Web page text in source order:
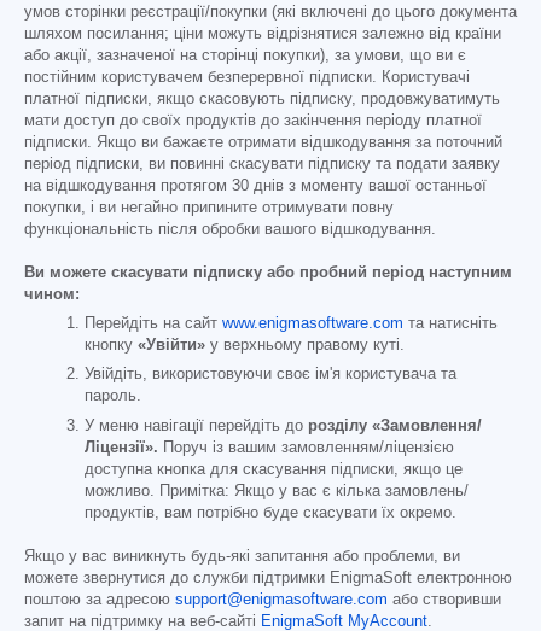
умов сторінки реєстрації/покупки (які включені до цього документа
шляхом посилання; ціни можуть відрізнятися залежно від країни
або акції, зазначеної на сторінці покупки), за умови, що ви є
постійним користувачем безперервної підписки. Користувачі
платної підписки, якщо скасовують підписку, продовжуватимуть
мати доступ до своїх продуктів до закінчення періоду платної
підписки. Якщо ви бажаєте отримати відшкодування за поточний
період підписки, ви повинні скасувати підписку та подати заявку
на відшкодування протягом 30 днів з моменту вашої останньої
покупки, і ви негайно припините отримувати повну
функціональність після обробки вашого відшкодування.
Ви можете скасувати підписку або пробний період наступним
чином:
Перейдіть на сайт www.enigmasoftware.com та натисніть
кнопку «Увійти» у верхньому правому куті.
Увійдіть, використовуючи своє ім'я користувача та
пароль.
У меню навігації перейдіть до розділу «Замовлення/
Ліцензії». Поруч із вашим замовленням/ліцензією
доступна кнопка для скасування підписки, якщо це
можливо. Примітка: Якщо у вас є кілька замовлень/
продуктів, вам потрібно буде скасувати їх окремо.
Якщо у вас виникнуть будь-які запитання або проблеми, ви
можете звернутися до служби підтримки EnigmaSoft електронною
поштою за адресою support@enigmasoftware.com або створивши
запит на підтримку на веб-сайті EnigmaSoft MyAccount